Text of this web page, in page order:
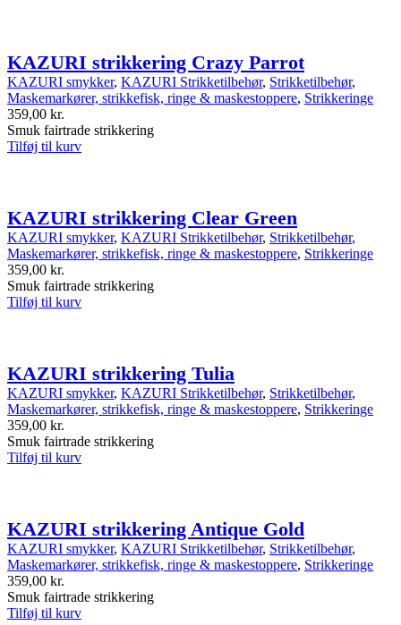
KAZURI strikkering Crazy Parrot
KAZURI smykker, KAZURI Strikketilbehør, Strikketilbehør,
Maskemarkører, strikkefisk, ringe & maskestoppere, Strikkeringe
359,00 kr.
Smuk fairtrade strikkering
Tilføj til kurv
KAZURI strikkering Clear Green
KAZURI smykker, KAZURI Strikketilbehør, Strikketilbehør,
Maskemarkører, strikkefisk, ringe & maskestoppere, Strikkeringe
359,00 kr.
Smuk fairtrade strikkering
Tilføj til kurv
KAZURI strikkering Tulia
KAZURI smykker, KAZURI Strikketilbehør, Strikketilbehør,
Maskemarkører, strikkefisk, ringe & maskestoppere, Strikkeringe
359,00 kr.
Smuk fairtrade strikkering
Tilføj til kurv
KAZURI strikkering Antique Gold
KAZURI smykker, KAZURI Strikketilbehør, Strikketilbehør,
Maskemarkører, strikkefisk, ringe & maskestoppere, Strikkeringe
359,00 kr.
Smuk fairtrade strikkering
Tilføj til kurv